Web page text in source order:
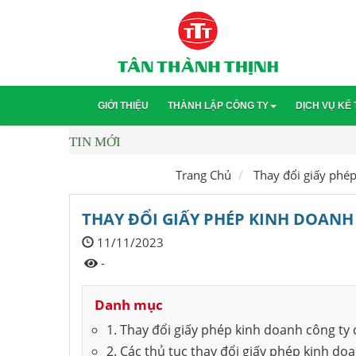
GIỚI THIỆU THÀNH LẬP CÔNG TY
Thành lập công ty cổ phần
Hộ kinh doanh cá thể
Ngành nghề kinh doanh
DỊCH VỤ KẾ
Kế toán
Dịch vụ
TIN MỚI
Trang Chủ Thay đổi giấy
THAY ĐỔI GIẤY PHÉP KINH
11/11/2023
-
Danh mục
1. Thay đổi giấy phép kinh doanh công ty
2. Các thủ tục thay đổi giấy phép kinh